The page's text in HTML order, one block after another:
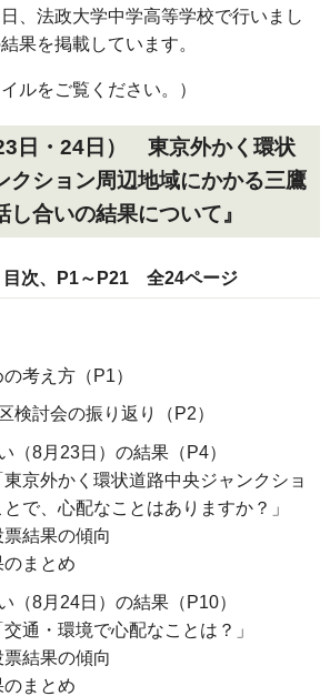
日、法政大学中学高等学校で行いまし
果を掲載しています。
ルをご覧ください。）
日・24日） 東京外かく環状
クション周辺地域にかかる三鷹
合いの結果について』
目次、P1～P21 全24ページ
考え方（P1）
検討会の振り返り（P2）
（8月23日）の結果（P4）
京外かく環状道路中央ジャンクショ
で、心配なことはありますか？」
結果の傾向
まとめ
（8月24日）の結果（P10）
通・環境で心配なことは？」
結果の傾向
まとめ